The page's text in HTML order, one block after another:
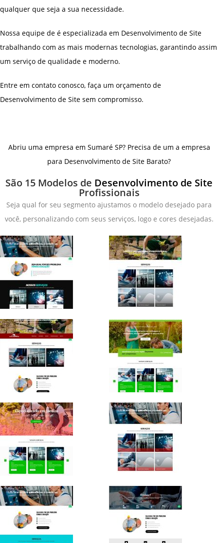
qualquer que seja a sua necessidade.
Nossa equipe de é especializada em Desenvolvimento de Site
trabalhando com as mais modernas tecnologias, garantindo assim
um serviço de qualidade e moderno.
Entre em contato conosco, faça um orçamento de
Desenvolvimento de Site sem compromisso.
Abriu uma empresa em Sumaré SP? Precisa de um a empresa
para Desenvolvimento de Site Barato?
São 15 Modelos de Desenvolvimento de Site
Profissionais
Seja qual for seu segmento ajustamos o modelo desejado para
você, personalizando com seus serviços, logo e cores desejadas.